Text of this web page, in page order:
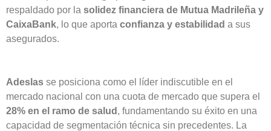
respaldado por la solidez financiera de Mutua Madrileña y
CaixaBank, lo que aporta confianza y estabilidad a sus
asegurados.
Adeslas se posiciona como el líder indiscutible en el
mercado nacional con una cuota de mercado que supera el
28% en el ramo de salud , fundamentando su éxito en una
capacidad de segmentación técnica sin precedentes. La